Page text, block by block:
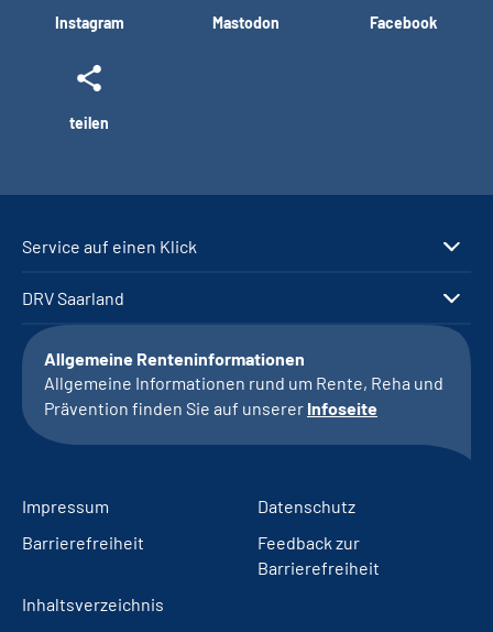
Instagram Mastodon Facebook
teilen
Service auf einen Klick
DRV Saarland
Allgemeine Renteninformationen
Allgemeine Informationen rund um Rente, Reha und
Prävention finden Sie auf unserer Infoseite
Impressum
Datenschutz
Barrierefreiheit
Feedback zur
Barrierefreiheit
Inhaltsverzeichnis